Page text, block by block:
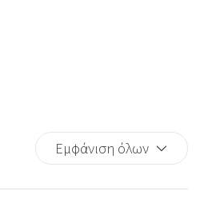
controlled in roomΕμφάνιση όλων